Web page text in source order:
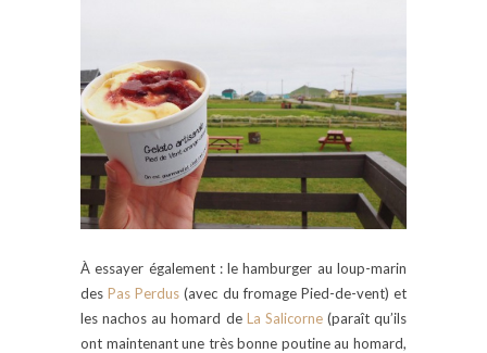
À essayer également : le hamburger au loup-marin
desPas Perdus (avec du fromage Pied-de-vent) et
les nachos au homard de La Salicorne(paraît qu’ils
ont maintenant une très bonne poutine au homard,